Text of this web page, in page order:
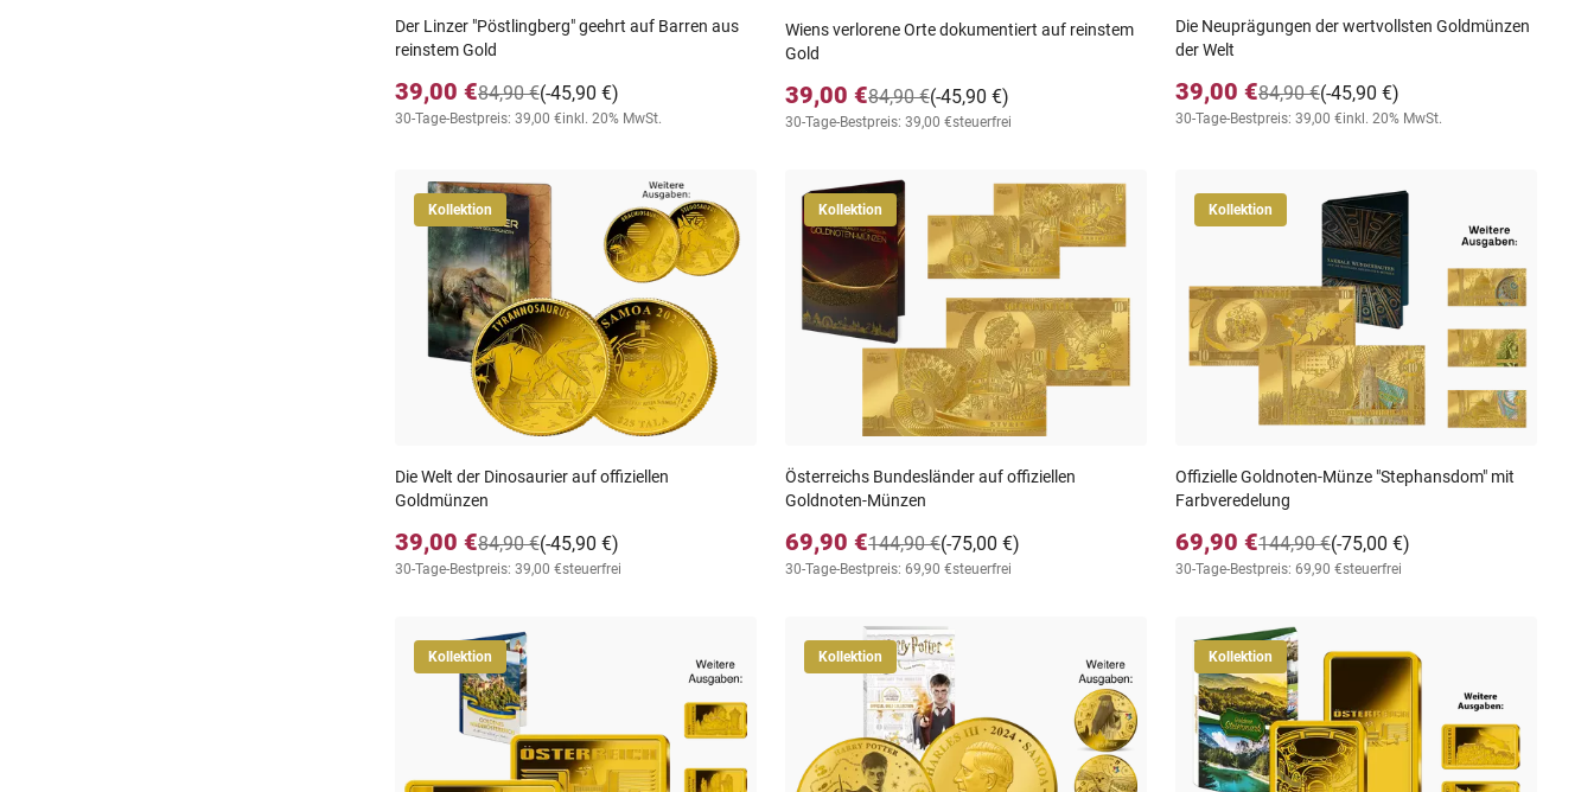
Der Linzer "Pöstlingberg" geehrt auf Barren aus
reinstem Gold
39,00 € (-45,90 €)
84,90 €
30-Tage-Bestpreis: 39,00 €inkl. 20% MwSt.
Wiens verlorene Orte dokumentiert auf reinstem
Gold
39,00 € (-45,90 €)
84,90 €
30-Tage-Bestpreis: 39,00 €steuerfrei
Die Neuprägungen der wertvollsten Goldmünzen
der Welt
39,00 € (-45,90 €)
84,90 €
30-Tage-Bestpreis: 39,00 €inkl. 20% MwSt.
Kollektion
Die Welt der Dinosaurier auf offiziellen
Goldmünzen
39,00 € (-45,90 €)
84,90 €
30-Tage-Bestpreis: 39,00 €steuerfrei
Kollektion
Österreichs Bundesländer auf offiziellen
Goldnoten-Münzen
69,90 € (-75,00 €)
144,90 €
30-Tage-Bestpreis: 69,90 €steuerfrei
Kollektion
Offizielle Goldnoten-Münze "Stephansdom" mit
Farbveredelung
69,90 € (-75,00 €)
144,90 €
30-Tage-Bestpreis: 69,90 €steuerfrei
Kollektion Kollektion Kollektion